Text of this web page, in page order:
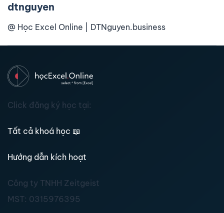
dtnguyen
@ Học Excel Online | DTNguyen.business
Click đăng ký học tại:
Tất cả khoá học 📖
Hướng dẫn kích hoạt
Công ty TNHH Zeitgeist
MST: 0315976395